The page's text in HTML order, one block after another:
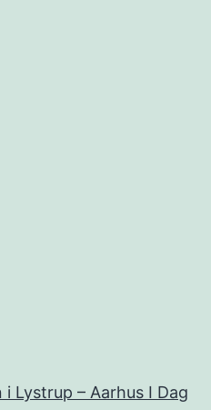
Lystrup – Aarhus I Dag